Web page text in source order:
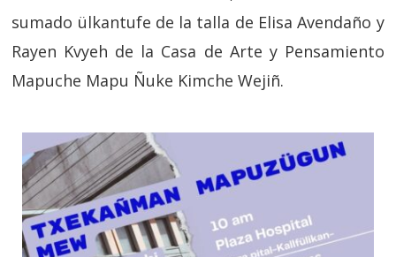
sumado ülkantufe de la talla de Elisa Avendaño y
Rayen Kvyeh de la Casa de Arte y Pensamiento
Mapuche Mapu Ñuke Kimche Wejiñ.